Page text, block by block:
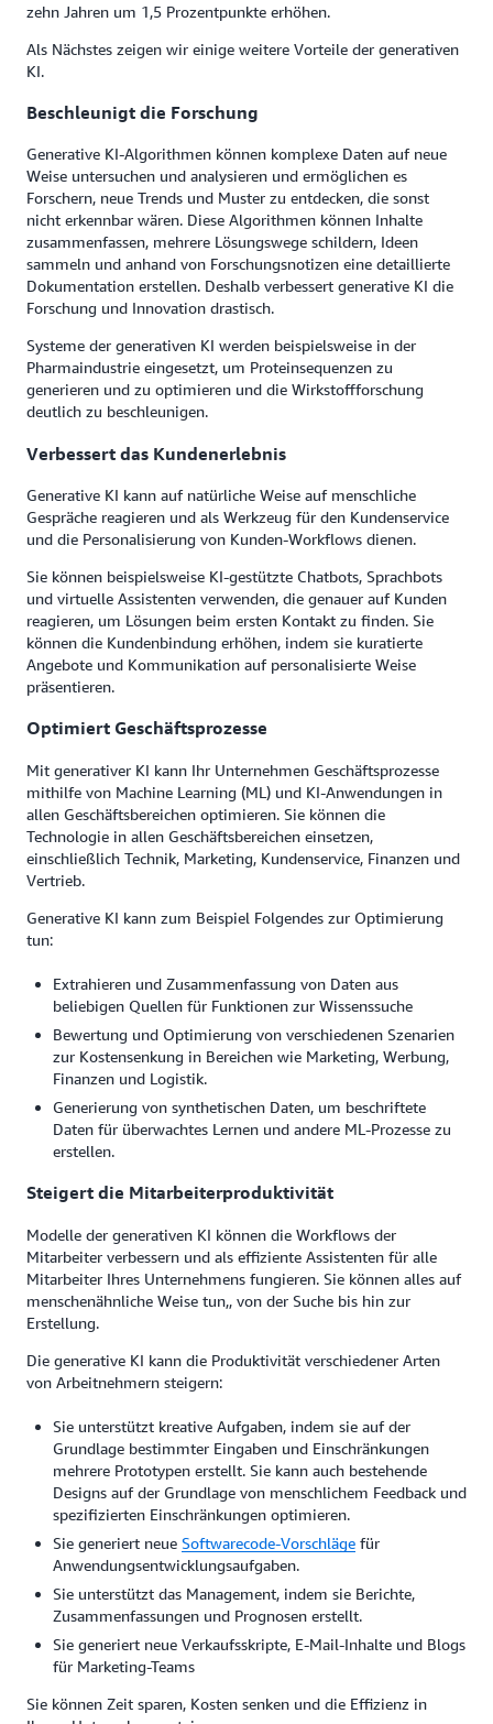
zehn Jahren um 1,5 Prozentpunkte erhöhen.
Als Nächstes zeigen wir einige weitere Vorteile der generativen
KI.
Beschleunigt die Forschung
Generative KI-Algorithmen können komplexe Daten auf neue
Weise untersuchen und analysieren und ermöglichen es
Forschern, neue Trends und Muster zu entdecken, die sonst
nicht erkennbar wären. Diese Algorithmen können Inhalte
zusammenfassen, mehrere Lösungswege schildern, Ideen
sammeln und anhand von Forschungsnotizen eine detaillierte
Dokumentation erstellen. Deshalb verbessert generative KI die
Forschung und Innovation drastisch.
Systeme der generativen KI werden beispielsweise in der
Pharmaindustrie eingesetzt, um Proteinsequenzen zu
generieren und zu optimieren und die Wirkstoffforschung
deutlich zu beschleunigen.
Verbessert das Kundenerlebnis
Generative KI kann auf natürliche Weise auf menschliche
Gespräche reagieren und als Werkzeug für den Kundenservice
und die Personalisierung von Kunden-Workflows dienen.
Sie können beispielsweise KI-gestützte Chatbots, Sprachbots
und virtuelle Assistenten verwenden, die genauer auf Kunden
reagieren, um Lösungen beim ersten Kontakt zu finden. Sie
können die Kundenbindung erhöhen, indem sie kuratierte
Angebote und Kommunikation auf personalisierte Weise
präsentieren.
Optimiert Geschäftsprozesse
Mit generativer KI kann Ihr Unternehmen Geschäftsprozesse
mithilfe von Machine Learning (ML) und KI-Anwendungen in
allen Geschäftsbereichen optimieren. Sie können die
Technologie in allen Geschäftsbereichen einsetzen,
einschließlich Technik, Marketing, Kundenservice, Finanzen und
Vertrieb.
Generative KI kann zum Beispiel Folgendes zur Optimierung
tun:
Extrahieren und Zusammenfassung von Daten aus
beliebigen Quellen für Funktionen zur Wissenssuche
Bewertung und Optimierung von verschiedenen Szenarien
zur Kostensenkung in Bereichen wie Marketing, Werbung,
Finanzen und Logistik.
Generierung von synthetischen Daten, um beschriftete
Daten für überwachtes Lernen und andere ML-Prozesse zu
erstellen.
Steigert die Mitarbeiterproduktivität
Modelle der generativen KI können die Workflows der
Mitarbeiter verbessern und als effiziente Assistenten für alle
Mitarbeiter Ihres Unternehmens fungieren. Sie können alles auf
menschenähnliche Weise tun,, von der Suche bis hin zur
Erstellung.
Die generative KI kann die Produktivität verschiedener Arten
von Arbeitnehmern steigern:
Sie unterstützt kreative Aufgaben, indem sie auf der
Grundlage bestimmter Eingaben und Einschränkungen
mehrere Prototypen erstellt. Sie kann auch bestehende
Designs auf der Grundlage von menschlichem Feedback und
spezifizierten Einschränkungen optimieren.
Sie generiert neue Softwarecode-Vorschläge für
Anwendungsentwicklungsaufgaben.
Sie unterstützt das Management, indem sie Berichte,
Zusammenfassungen und Prognosen erstellt.
Sie generiert neue Verkaufsskripte, E-Mail-Inhalte und Blogs
für Marketing-Teams
Sie können Zeit sparen, Kosten senken und die Effizienz in